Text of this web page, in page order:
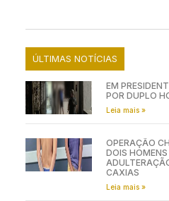
ÚLTIMAS NOTÍCIAS
EM
POR DUPLO
Leia mais »
OPERAÇÃO
DOIS
CAXIAS
Leia mais »